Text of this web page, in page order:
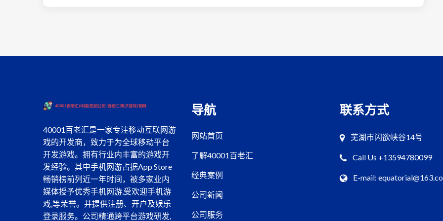
40001百老汇是一家专注移动互联网游
戏的开发商，致力于为全球移动平台
开发游戏。拥有行业内丰富的游戏开
发经验。其中手机网游占据App Store
畅销榜前列近一年时间，被多家业内
媒体授予优秀手机网游,受欢迎手机游
戏,等荣誉。并提供注册、开户及娱乐
登录服务。公司精通跨平台游戏研发,
导航
网站首页
了解40001百老汇
经典案例
公司新闻
公司服务
联系方式
芜湖市闪欲峡谷14号
Call Us +13594780099
E-mail: